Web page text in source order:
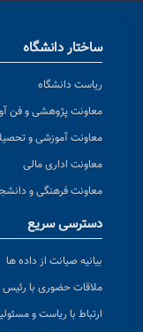
ساختار دانشگاه
ریاست دانشگاه
معاونت پژوهشی و فن
معاونت آموزشی و
معاونت اداری مالی
معاونت فرهنگی و
دسترسی سریع
بیانیه صیانت از داده ها
ملاقات حضوری با رئیس
ارتباط با ریاست و